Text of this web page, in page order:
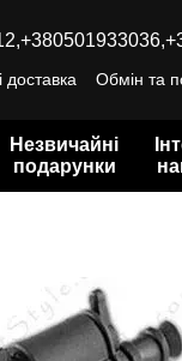
+380501933036,
доставка Обмін та
Незвичайні
подарунки